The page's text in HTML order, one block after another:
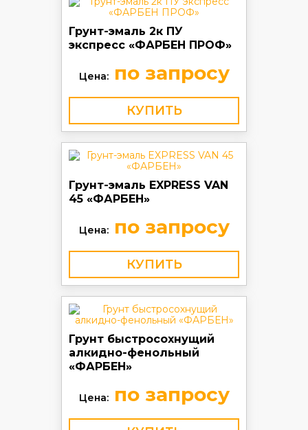
Грунт-эмаль 2к ПУ
экспресс «ФАРБЕН ПРОФ»
Цена:по запросу
КУПИТЬ
Грунт-эмаль EXPRESS VAN
45 «ФАРБЕН»
Цена:по запросу
КУПИТЬ
Грунт быстросохнущий
алкидно-фенольный
«ФАРБЕН»
Цена:по запросу